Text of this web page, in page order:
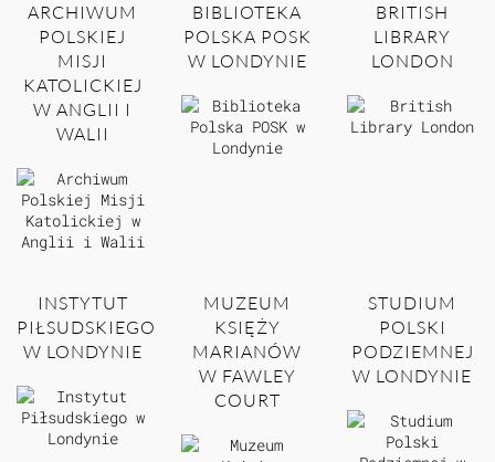
ARCHIWUM
POLSKIEJ
MISJI
KATOLICKIEJ
W ANGLII I
WALII
BIBLIOTEKA
POLSKA POSK
W LONDYNIE
BRITISH
LIBRARY
LONDON
INSTYTUT
PIŁSUDSKIEGO
W LONDYNIE
MUZEUM
KSIĘŻY
MARIANÓW
W FAWLEY
COURT
STUDIUM
POLSKI
PODZIEMNEJ
W LONDYNIE